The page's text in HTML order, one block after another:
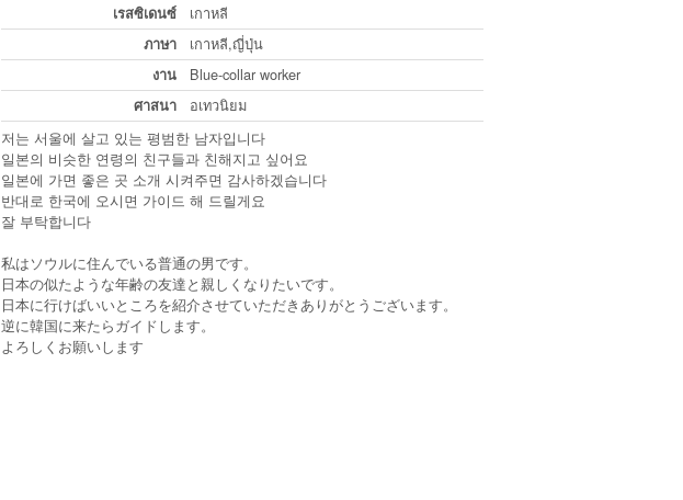
เรสซิเดนซ์ เกาหลี
ภาษา เกาหลี,ญี่ปุ่น
งาน Blue-collar worker
ศาสนา
อเทวนิยม
저는 서울에 살고 있는 평범한 남자입니다
일본의 비슷한 연령의 친구들과 친해지고 싶어요
일본에 가면 좋은 곳 소개 시켜주면 감사하겠습니다
반대로 한국에 오시면 가이드 해 드릴게요
잘 부탁합니다
私はソウルに住んでいる普通の男です。
日本の似たような年齢の友達と親しくなりたいです。
日本に行けばいいところを紹介させていただきありがとうございます。
逆に韓国に来たらガイドします。
よろしくお願いします